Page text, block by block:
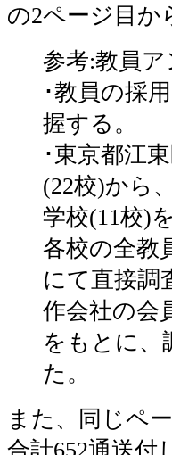
の2ページ目か
参考:教員
･教員の採
握する。
･東京都江
(22校)から
学校(11校)
各校の全教
にて直接調
作会社の会
をもとに、
た。
また、同じペ